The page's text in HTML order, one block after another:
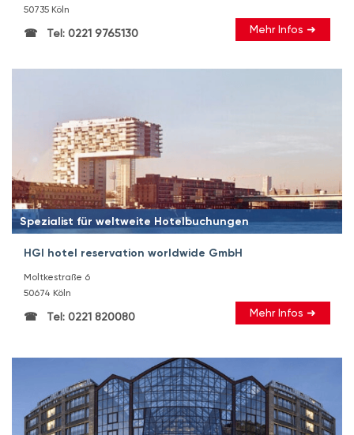
50735 Köln
Tel: 0221 9765130 Mehr Infos ➜
Spezialist für weltweite Hotelbuchungen
HGI hotel reservation worldwide GmbH
Moltkestraße 6
50674 Köln
Tel: 0221 820080 Mehr Infos ➜